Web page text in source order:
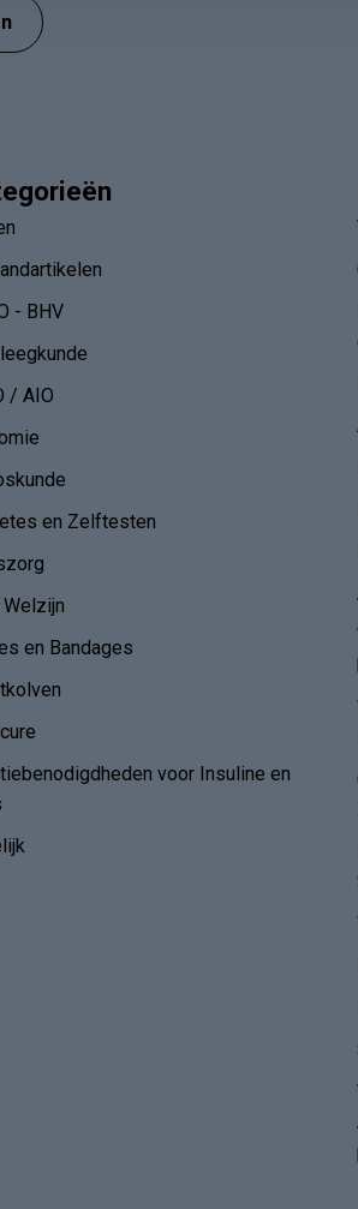
- BHV
/ AIO
en Zelftesten
Welzijn
en Bandages
voor Insuline en